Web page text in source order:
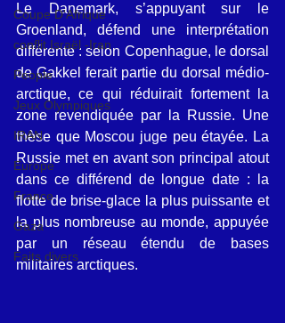
Coupe D'Afrique
conflit Israël -Iran
People
Jeux Olympiques
IRAN
Europe
France
Gaza
Faits divers
Le Danemark, s’appuyant sur le
Groenland, défend une interprétation
différente : selon Copenhague, le dorsal
de Gakkel ferait partie du dorsal médio-
arctique, ce qui réduirait fortement la
zone revendiquée par la Russie. Une
thèse que Moscou juge peu étayée. La
Russie met en avant son principal atout
dans ce différend de longue date : la
flotte de brise-glace la plus puissante et
la plus nombreuse au monde, appuyée
par un réseau étendu de bases
militaires arctiques.